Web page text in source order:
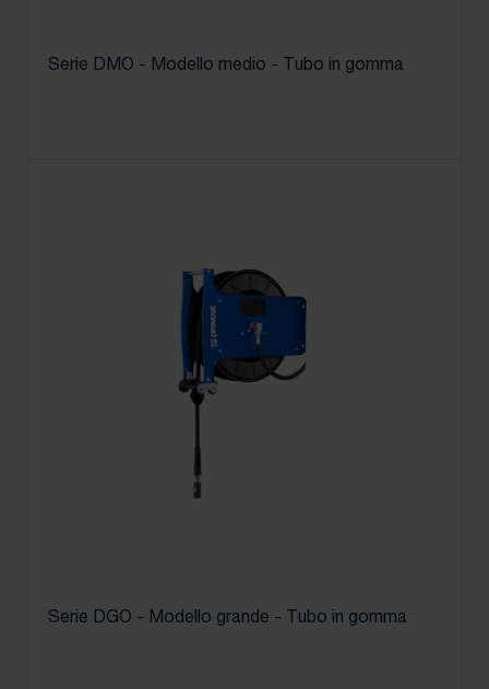
Serie DMO - Modello medio - Tubo in gomma
Serie DGO - Modello grande - Tubo in gomma